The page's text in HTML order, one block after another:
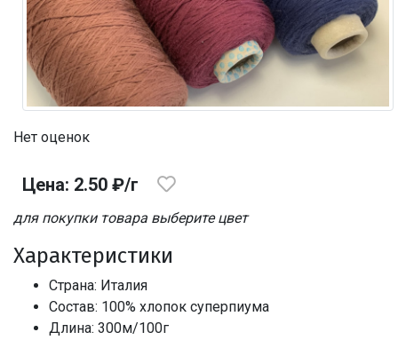
Нет оценок
Цена: 2.50 ₽/г
для покупки товара выберите цвет
Характеристики
Страна: Италия
Состав: 100% хлопок суперпиума
Длина: 300м/100г